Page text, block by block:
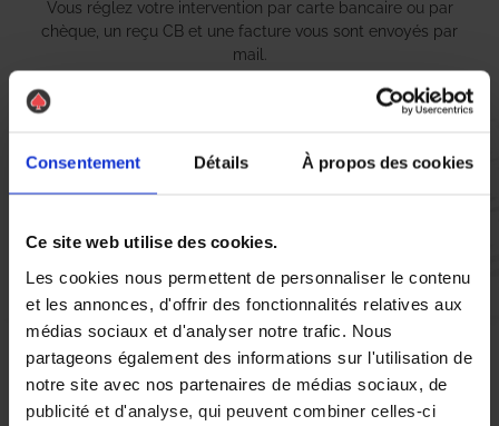
Consentement Détails À propos des cookies
Ce site web utilise des cookies.
Les cookies nous permettent de personnaliser le contenu
et les annonces, d'offrir des fonctionnalités relatives aux
médias sociaux et d'analyser notre trafic. Nous
partageons également des informations sur l'utilisation de
notre site avec nos partenaires de médias sociaux, de
publicité et d'analyse, qui peuvent combiner celles-ci
Vous réglez votre intervention par carte bancaire ou par
chèque, un reçu CB et une facture vous sont envoyés par
mail.
Etape 5 :
Vous évaluez la prestation
Vous recevez une demande d’évaluation de votre expérience
avec l’équipe AS DE PIC.
Nous avons pensé à tout